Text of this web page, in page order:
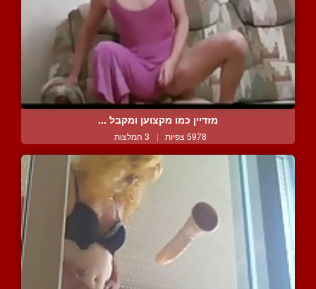
מזדיין כמו מקצוען ומקבל ...
5978 צפיות | 3 המלצות